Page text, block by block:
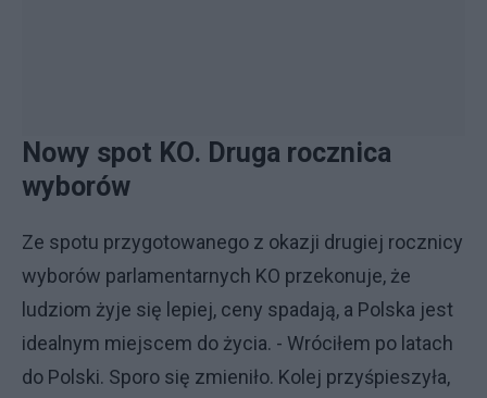
Nowy spot KO. Druga rocznica
wyborów
Ze spotu przygotowanego z okazji drugiej rocznicy
wyborów parlamentarnych KO przekonuje, że
ludziom żyje się lepiej, ceny spadają, a Polska jest
idealnym miejscem do życia. - Wróciłem po latach
do Polski. Sporo się zmieniło. Kolej przyśpieszyła,